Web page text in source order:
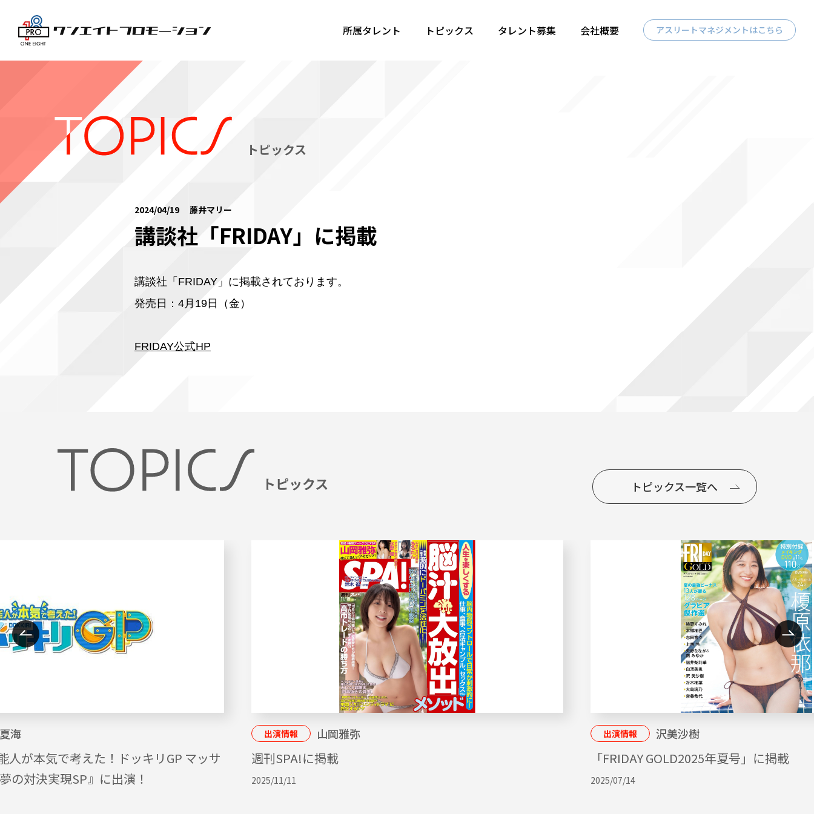
所属タレント トピックス タレント募集 会社概要 アスリートマネジメントはこちら
トピックス
2024/04/19 藤井マリー
講談社「FRIDAY」に掲載
講談社「FRIDAY」に掲載されております。
発売日：4月19日（金）
FRIDAY公式HP
トピックス一覧へ
海
人が本気で考えた！ドッキリGP マッサ
の対決実現SP』に出演！
出演情報 山岡雅弥
週刊SPA!に掲載
2025/11/11
出演情報 沢美沙樹
「FRIDAY GOLD2025年夏号」に掲載
2025/07/14